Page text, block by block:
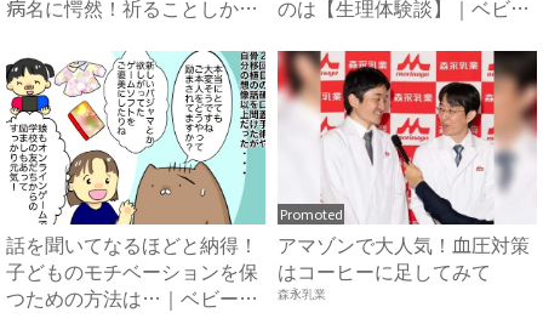
病名に愕然！祈ることしかで
のは【生理体験談】｜ベビー
話を聞いてなるほどと納得！
子どものモチベーションを保
つための方法は…｜ベビーカ
Promoted
アマゾンで大人気！血圧対策
はコーヒーに足してみて
森永乳業